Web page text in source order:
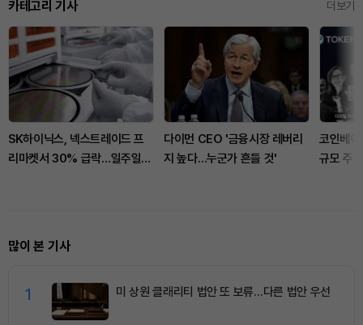
카테고리 기사 더보기
SK하이닉스, 넥스트레이드 프
리마켓서 30% 급락…일주일
다이먼 CEO '금융시장 레버리
지 높다…누군가 흔들 것'
코인베
규모 주
많이 본 기사
1 미 상원 클래리티 법안 또 보류…다른 법안 우선